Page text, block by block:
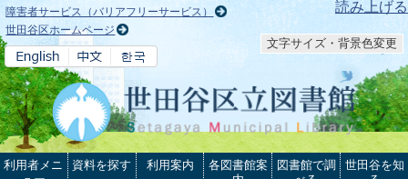
本文へ 読み上げる
障害者サービス（バリアフリーサービス）
世田谷区ホームページ
文字サイズ・背景色変更
利用者メニ
資料を探す 利用案内
各図書館案
図書館で調
世田谷を知